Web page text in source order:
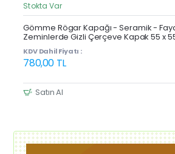
Stokta Var
Gömme Rögar Kapağı - Seramik -
Zeminlerde Gizli Çerçeve Kapak 55
KDV Dahil Fiyatı :
780,00 TL
Satın Al